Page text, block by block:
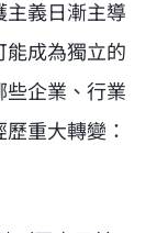
主義日漸主導
能成為獨立的
些企業、行業
重大轉變：